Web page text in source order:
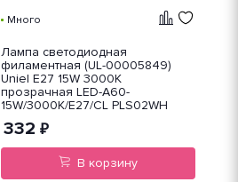
Много
Лампа светодиодная
филаментная (UL-00005849)
Uniel E27 15W 3000K
прозрачная LED-A60-
15W/3000K/E27/CL PLS02WH
332 ₽
В корзину